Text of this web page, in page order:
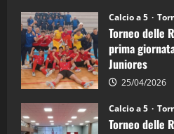
Juniores
è
d’Italia
Calcio a 5
Torneo delle
prima
Juniores
25/04/2026
Calcio a 5
Torneo delle